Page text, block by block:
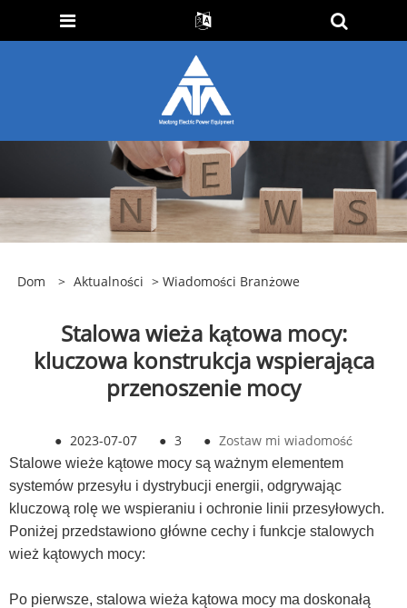
Dom > Aktualności > Wiadomości Branżowe
Stalowa wieża kątowa mocy:
kluczowa konstrukcja wspierająca
przenoszenie mocy
● 2023-07-07 ● 3 ● Zostaw mi wiadomość
Stalowe wieże kątowe mocy są ważnym elementem
systemów przesyłu i dystrybucji energii, odgrywając
kluczową rolę we wspieraniu i ochronie linii przesyłowych.
Poniżej przedstawiono główne cechy i funkcje stalowych
wież kątowych mocy:
Po pierwsze, stalowa wieża kątowa mocy ma doskonałą